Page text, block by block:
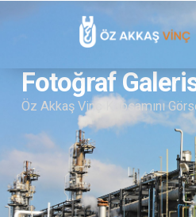
Fotoğraf
Öz Akkaş Vinç Kapsamını